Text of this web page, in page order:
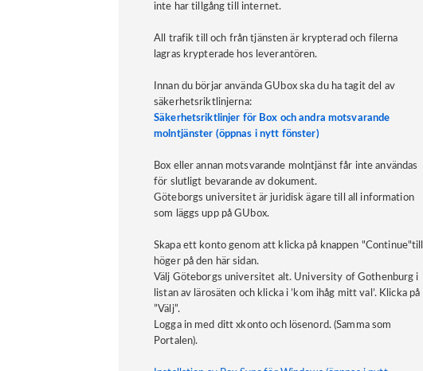
inte har tillgång till internet.
All trafik till och från tjänsten är krypterad och filerna
lagras krypterade hos leverantören.
Innan du börjar använda GUbox ska du ha tagit del av
säkerhetsriktlinjerna:
Säkerhetsriktlinjer för Box och andra motsvarande
molntjänster (öppnas i nytt fönster)
Box eller annan motsvarande molntjänst får inte användas
för slutligt bevarande av dokument.
Göteborgs universitet är juridisk ägare till all information
som läggs upp på GUbox.
Skapa ett konto genom att klicka på knappen "Continue"till
höger på den här sidan.
Välj Göteborgs universitet alt. University of Gothenburg i
listan av lärosäten och klicka i ’kom ihåg mitt val’. Klicka på
”Välj”.
Logga in med ditt xkonto och lösenord. (Samma som
Portalen).